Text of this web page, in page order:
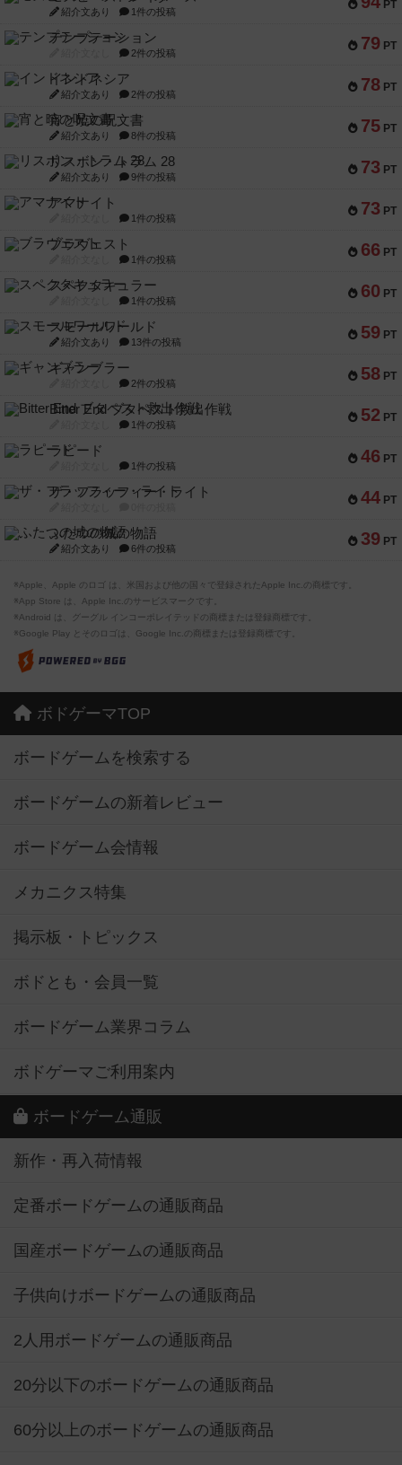
PT
紹介文あり 1件の投稿
79 PT
テンプテーション
2件の投稿
78 PT
インドネシア
紹介文あり 2件の投稿
75 PT
宵と暁の呪文書
紹介文あり 8件の投稿
73 PT
リスボン・トラム 28
紹介文あり 9件の投稿
73 PT
アマナイト
1件の投稿
66 PT
ブラヴェスト
1件の投稿
60 PT
スペクタキュラー
1件の投稿
59 PT
スモールワールド
紹介文あり 13件の投稿
58 PT
ギャンブラー
2件の投稿
52 PT
Bitter End ブタペスト救出作戦
1件の投稿
46 PT
ラピード
1件の投稿
44 PT
ザ・フラッフィー・ライト
39 PT
ふたつの城の物語
紹介文あり 6件の投稿
※Apple、Apple のロゴ は、米国および他の国々で登録されたApple Inc.の商標です。
※App Store は、Apple Inc.のサービスマークです。
※Android は、グーグル インコーポレイテッドの商標または登録商標です。
※Google Play とそのロゴは、Google Inc.の商標または登録商標です。
ボドゲーマTOP
ボードゲームを検索する
ボードゲームの新着レビュー
ボードゲーム会情報
メカニクス特集
掲示板・トピックス
ボドとも・会員一覧
ボードゲーム業界コラム
ボドゲーマご利用案内
ボードゲーム通販
新作・再入荷情報
定番ボードゲームの通販商品
国産ボードゲームの通販商品
子供向けボードゲームの通販商品
2人用ボードゲームの通販商品
20分以下のボードゲームの通販商品
60分以上のボードゲームの通販商品